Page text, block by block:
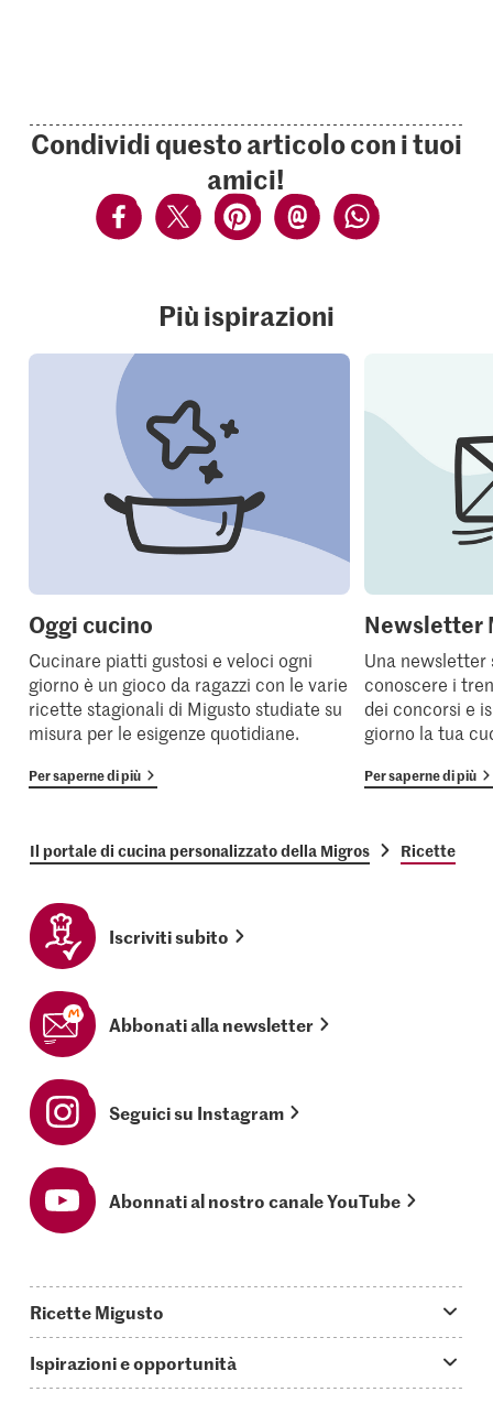
Condividi questo articolo con i tuoi
amici!
Più ispirazioni
Oggi cucino
Cucinare piatti gustosi e veloci ogni
giorno è un gioco da ragazzi con le varie
ricette stagionali di Migusto studiate su
misura per le esigenze quotidiane.
Per saperne di più
Newsletter
Una
conoscere i
dei concorsi e
giorno la tua
Per saperne di più
Il portale di cucina personalizzato della Migros Ricette
Iscriviti subito
Abbonati alla newsletter
Seguici su Instagram
Abonnati al nostro canale YouTube
Ricette Migusto
Oggi cucino
Ispirazioni e opportunità